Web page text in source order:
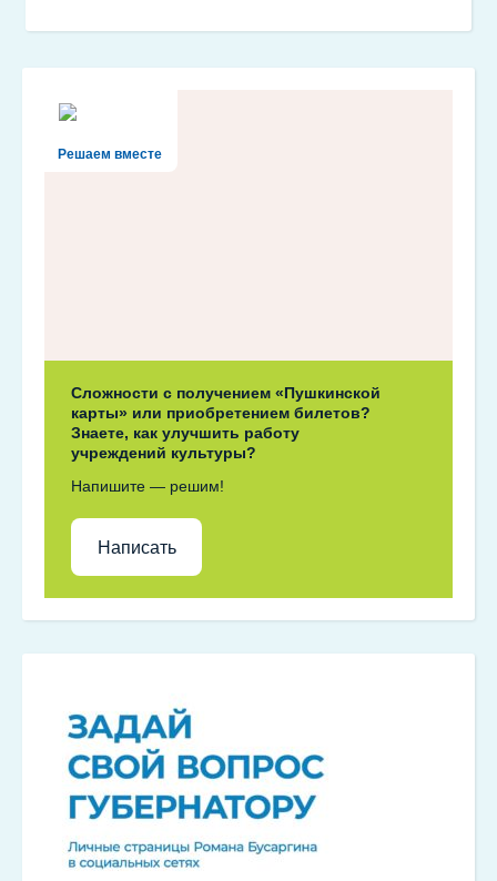
Решаем вместе
Сложности с получением «Пушкинской
карты» или приобретением билетов?
Знаете, как улучшить работу
учреждений культуры?
Напишите — решим!
Написать